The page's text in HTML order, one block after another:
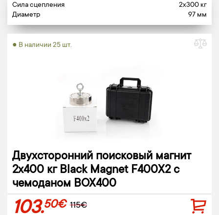
Сила сцепления
2x300 кг
Диаметр
97 мм
● В наличии 25 шт.
Двухсторонний поисковый магнит
2х400 кг Black Magnet F400X2 c
чемоданом BOX400
103.50€ 115€